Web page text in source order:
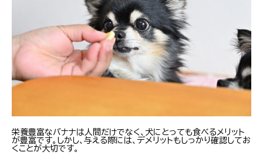
栄養豊富なバナナは人間だけでなく、犬にとっても食べるメリット
が豊富です。しかし、与える際には、デメリットもしっかり確認してお
くことが大切です。